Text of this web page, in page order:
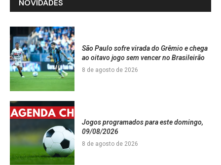
NOVIDADES
São Paulo sofre virada do Grêmio e chega
ao oitavo jogo sem vencer no Brasileirão
8 de agosto de 2026
Jogos programados para este domingo,
09/08/2026
8 de agosto de 2026